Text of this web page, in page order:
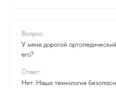
Вопрос:
У меня дорогой
его?
Ответ:
Нет. Наша технология